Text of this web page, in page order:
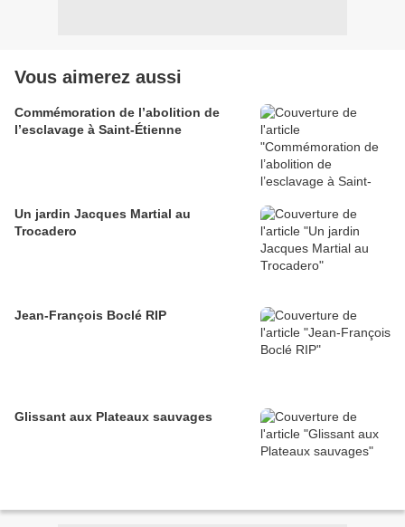
Vous aimerez aussi
Commémoration de l’abolition de
l’esclavage à Saint-Étienne
Un jardin Jacques Martial au
Trocadero
Jean-François Boclé RIP
Glissant aux Plateaux sauvages